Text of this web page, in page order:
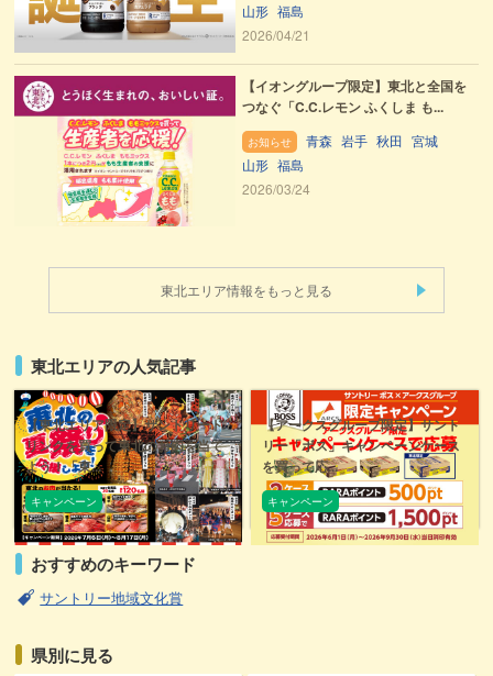
山形 福島
2026/04/21
【イオングループ限定】東北と全国を
つなぐ「C.C.レモン ふくしま も...
お知らせ 青森 岩手 秋田 宮城
山形 福島
2026/03/24
東北エリア情報をもっと見る
東北エリアの人気記事
【東北エリア限定】サントリード
リンクを買って東北のお肉を当て
よう！「東...
キャンペーン
【アークスグループ限定】サント
リー「ボス」キャンペーンケース
を買って応...
キャンペーン
おすすめのキーワード
サントリー地域文化賞
県別に見る